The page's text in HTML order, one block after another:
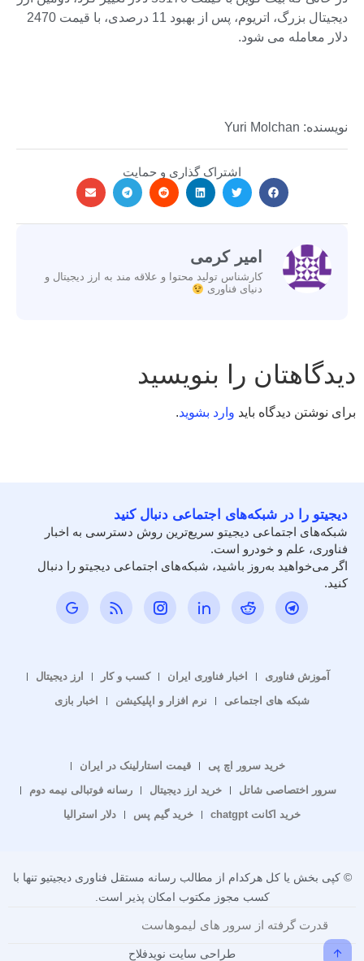
دیجیتال بزرگ، اتریوم، پس از بهبود 11 درصدی، با قیمت 2470
دلار معامله می شود.
نویسنده: Yuri Molchan
اشتراک گذاری و حمایت
امیر کرمی
کارشناس تولید محتوا و علاقه مند به ارز دیجیتال و
دنیای فناوری
دیدگاهتان را بنویسید
برای نوشتن دیدگاه باید وارد بشوید.
دیجیتو را در شبکه‌های اجتماعی دنبال کنید
شبکه‌های اجتماعی دیجیتو سریع‌ترین روش دسترسی به اخبار
فناوری، علم و خودرو است.
اگر می‌خواهید به‌روز باشید، شبکه‌های اجتماعی دیجیتو را دنبال
کنید.
آموزش فناوری اخبار فناوری ایران کسب و کار
ارز دیجیتال
شبکه های اجتماعی
نرم افزار و اپلیکیشن اخبار بازی
خرید سرور اچ پی
قیمت استارلینک در ایران
سرور اختصاصی شاتل
خرید ارز دیجیتال
رسانه فوتبالی نیمه دوم
خرید اکانت chatgpt
خرید گیم پس دلار استرالیا
© کپی بخش یا کل هرکدام از مطالب رسانه مستقل فناوری دیجیتیو تنها با
کسب مجوز مکتوب امکان پذیر است.
قدرت گرفته از سرور های لیموهاست
طراحی سایت نویدفلاح